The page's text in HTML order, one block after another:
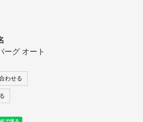
ーグ オート
わせる